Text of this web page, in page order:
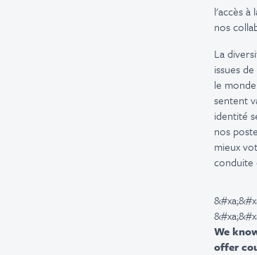
l'accès à
nos
La
issues
le
sentent
identité
nos
mieux
conduite
We
offer